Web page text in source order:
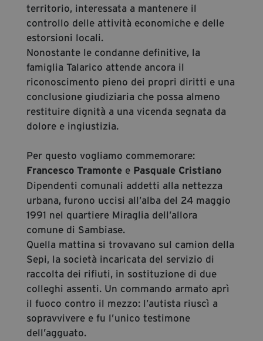
territorio, interessata a mantenere il
controllo delle attività economiche e delle
estorsioni locali.
Nonostante le condanne definitive, la
famiglia Talarico attende ancora il
riconoscimento pieno dei propri diritti e una
conclusione giudiziaria che possa almeno
restituire dignità a una vicenda segnata da
dolore e ingiustizia.
Per questo vogliamo commemorare:
Francesco Tramonte e Pasquale Cristiano
Dipendenti comunali addetti alla nettezza
urbana, furono uccisi all’alba del 24 maggio
1991 nel quartiere Miraglia dell’allora
comune di Sambiase.
Quella mattina si trovavano sul camion della
Sepi, la società incaricata del servizio di
raccolta dei rifiuti, in sostituzione di due
colleghi assenti. Un commando armato aprì
il fuoco contro il mezzo: l’autista riuscì a
sopravvivere e fu l’unico testimone
dell’agguato.